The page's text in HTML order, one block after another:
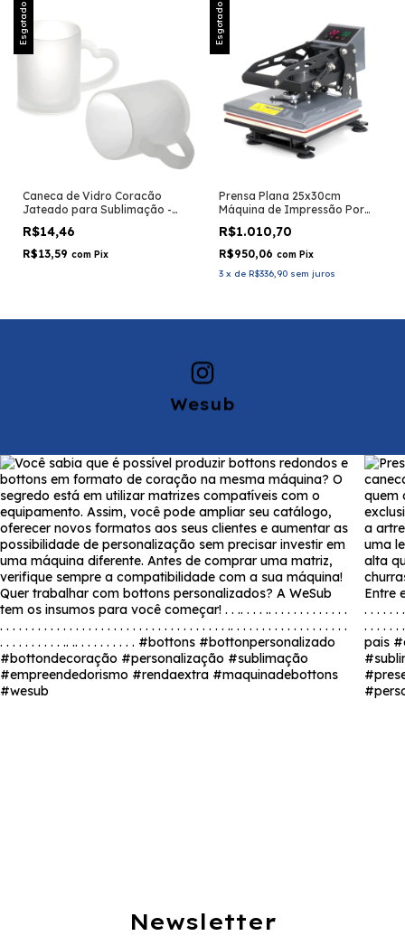
Esgotado
Caneca de Vidro Coracão
Jateado para Sublimação -
325ml
R$14,46
R$13,59 com Pix
Esgotado
Prensa Plana 25x30cm
Máquina de Impressão Por
Sublimação Sem Gaveta -
CINZA
R$1.010,70
R$950,06 com Pix
3 x de R$336,90 sem juros
Wesub
Newsletter